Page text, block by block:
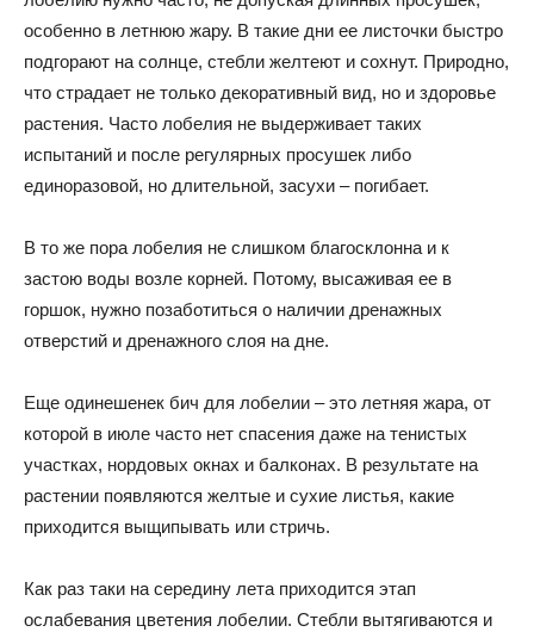
особенно в летнюю жару. В такие дни ее листочки быстро
подгорают на солнце, стебли желтеют и сохнут. Природно,
что страдает не только декоративный вид, но и здоровье
растения. Часто лобелия не выдерживает таких
испытаний и после регулярных просушек либо
единоразовой, но длительной, засухи – погибает.
В то же пора лобелия не слишком благосклонна и к
застою воды возле корней. Потому, высаживая ее в
горшок, нужно позаботиться о наличии дренажных
отверстий и дренажного слоя на дне.
Еще одинешенек бич для лобелии – это летняя жара, от
которой в июле часто нет спасения даже на тенистых
участках, нордовых окнах и балконах. В результате на
растении появляются желтые и сухие листья, какие
приходится выщипывать или стричь.
Как раз таки на середину лета приходится этап
ослабевания цветения лобелии. Стебли вытягиваются и